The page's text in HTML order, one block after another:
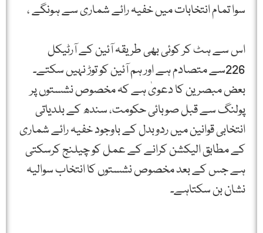
سوا تمام انتخابات میں خفیہ رائے شماری سے ہونگے ،
اس سے ہٹ کر کوئی بھی طریقہ آئین کے آرٹیکل
226سے متصادم ہے اور ہم آئین کو توڑ نہیں سکتے۔
بعض مبصرین کا دعویٰ ہے کہ مخصوص نشستوں پر
پولنگ سے قبل صوبائی حکومت، سندھ کے بلدیاتی
انتخابی قوانین میں ردوبدل کے باوجود خفیہ رائے شماری
کے مطابق الیکشن کرانے کے عمل کو چیلنج کرسکتی
ہے جس کے بعد مخصوص نشستوں کا انتخاب سوالیہ
نشان بن سکتاہے۔